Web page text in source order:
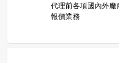
代理前各項國內外
報價業務